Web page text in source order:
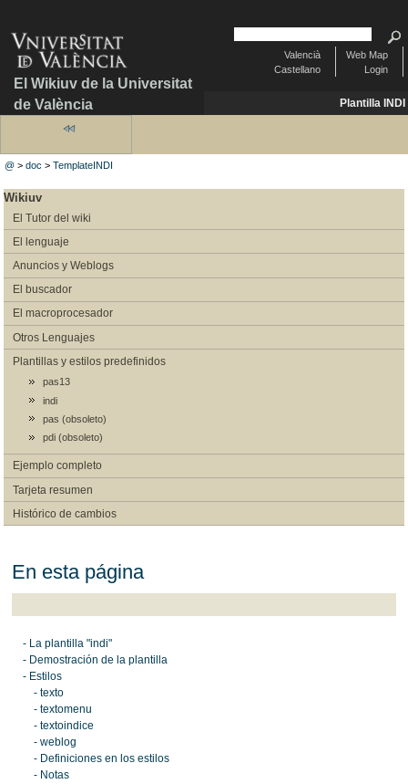
El Wikiuv de la Universitat
de València
Web Map
Login
Valencià
Castellano
Plantilla INDI
@ >doc >TemplateINDI
Wikiuv
El Tutor del wiki
El lenguaje
Anuncios y Weblogs
El buscador
El macroprocesador
Otros Lenguajes
Plantillas y estilos predefinidos
pas13
indi
pas (obsoleto)
pdi (obsoleto)
Ejemplo completo
Tarjeta resumen
Histórico de cambios
En esta página
- La plantilla "indi"
- Demostración de la plantilla
- Estilos
- texto
- textomenu
- textoindice
- weblog
- Definiciones en los estilos
- Notas